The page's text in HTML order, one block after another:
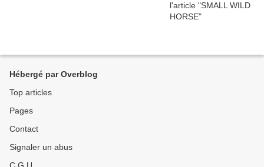
Hébergé par Overblog
Top articles
Pages
Contact
Signaler un abus